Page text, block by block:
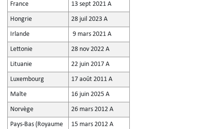
France 13 sept 2021 A
Hongrie 28 juil 2023 A
Irlande 9 mars 2021 A
Lettonie 28 nov 2022 A
Lituanie 22 juin 2017 A
Luxembourg 17 août 2011 A
Malte 16 juin 2025 A
Norvège 26 mars 2012 A
Pays-Bas (Royaume
15 mars 2012 A